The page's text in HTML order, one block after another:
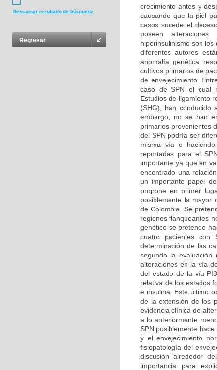
Descargar resultado de búsqueda
Regresar
crecimiento antes y
causando que la piel
casos sucede el
poseen alteraciones
hiperinsulinismo son
diferentes autores
anomalía genética
cultivos primarios de
de envejecimiento.
caso de SPN el cual
Estudios de ligamiento
(SHG), han conducido
embargo, no se han
primarios provenientes
del SPN podría ser
misma vía o
reportadas para el
importante ya que en
encontrado una
un importante papel
propone en primer
posiblemente la mayor
de Colombia. Se
regiones flanqueantes
genético se pretende
cuatro pacientes con
determinación de las
segundo la evaluación
alteraciones en la vía
del estado de la vía
relativa de los estados
e insulina. Este último
de la extensión de los
evidencia clínica de
a lo anteriormente
SPN posiblemente
y el envejecimiento
fisiopatología del
discusión alrededor
importancia para